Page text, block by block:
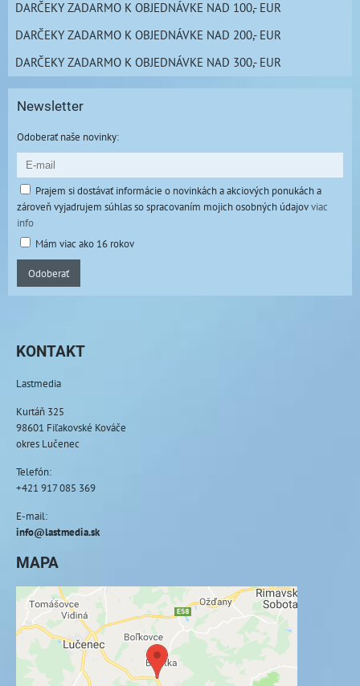
DARČEKY ZADARMO K OBJEDNÁVKE NAD 100,- EUR
DARČEKY ZADARMO K OBJEDNÁVKE NAD 200,- EUR
DARČEKY ZADARMO K OBJEDNÁVKE NAD 300,- EUR
Newsletter
Odoberať naše novinky:
Prajem si dostávať informácie o novinkách a akciových ponukách a
zároveň vyjadrujem súhlas so spracovaním mojich osobných údajovviac
info
Mám viac ako 16 rokov
Odoberať
KONTAKT
Lastmedia
Kurtáň 325
98601 Fiľakovské Kováče
okres Lučenec
Telefón:
+421 917 085 369
E-mail:
info@lastmedia.sk
MAPA
Externý obsah je blokovaný Voľbami
súkromia
Prajete si načítať externý obsah?